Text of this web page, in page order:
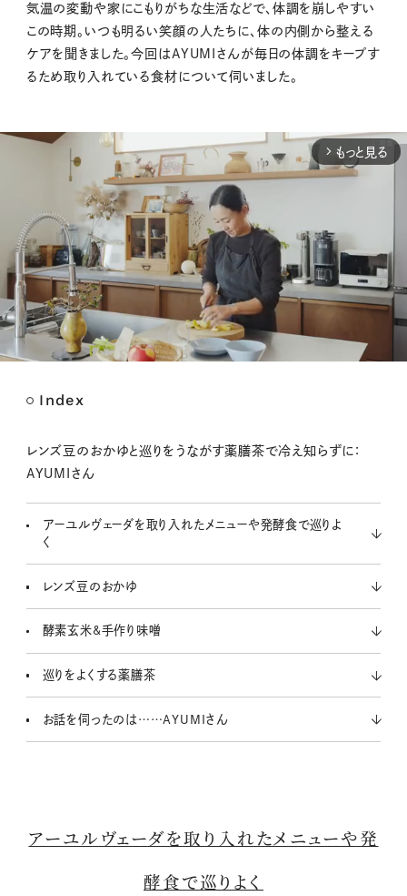
気温の変動や家にこもりがちな生活などで、体調を崩しやすい
この時期。いつも明るい笑顔の人たちに、体の内側から整える
ケアを聞きました。今回はAYUMIさんが毎日の体調をキープす
るため取り入れている食材について伺いました。
arrow_forward_ios もっと見る
t
Index
レンズ豆のおかゆと巡りをうながす薬膳茶で冷え知らずに：
AYUMIさん
アーユルヴェーダを取り入れたメニューや発酵食で巡りよ
く
レンズ豆のおかゆ
酵素玄米&手作り味噌
巡りをよくする薬膳茶
お話を伺ったのは……AYUMIさん
アーユルヴェーダを取り入れたメニューや発
酵食で巡りよく